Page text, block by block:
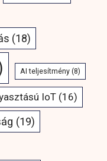
(18)
AI teljesítmény (8)
IoT (16)
(19)